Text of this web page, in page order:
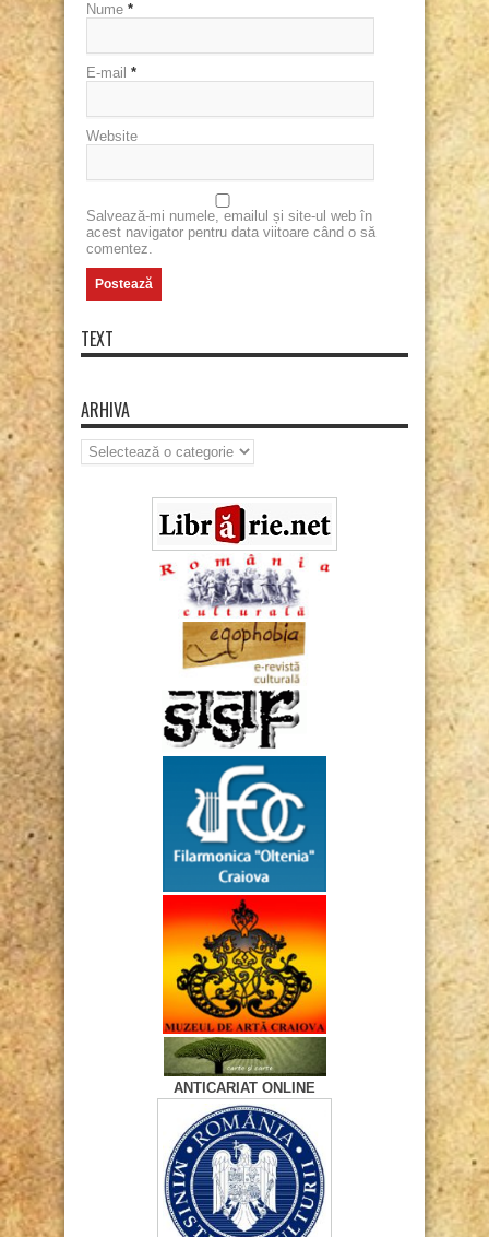
Nume *
E-mail *
Website
Salvează-mi numele, emailul și site-ul web în
acest navigator pentru data viitoare când o să
comentez.
TEXT
ARHIVA
Arhiva
ANTICARIAT ONLINE